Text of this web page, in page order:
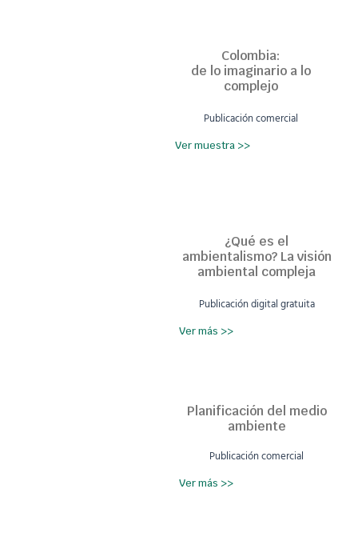
Colombia:
de lo imaginario a lo
complejo
Publicación comercial
Ver muestra >>
¿Qué es el
ambientalismo? La visión
ambiental compleja
Publicación digital gratuita
Ver más >>
Planificación del medio
ambiente
Publicación comercial
Ver más >>